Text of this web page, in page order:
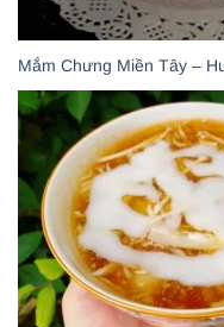
Mắm Chưng Miền Tây –